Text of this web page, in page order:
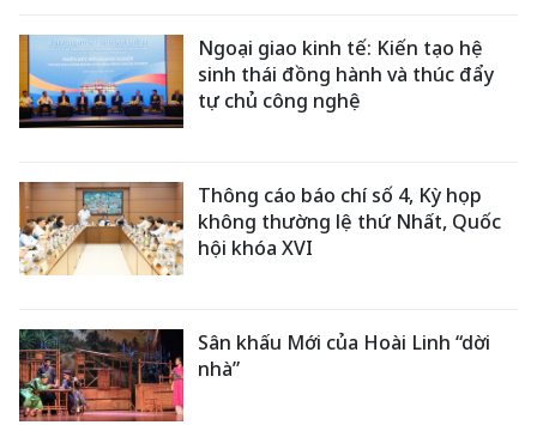
Ngoại giao kinh tế: Kiến tạo hệ
sinh thái đồng hành và thúc đẩy
tự chủ công nghệ
Thông cáo báo chí số 4, Kỳ họp
không thường lệ thứ Nhất, Quốc
hội khóa XVI
Sân khấu Mới của Hoài Linh “dời
nhà”